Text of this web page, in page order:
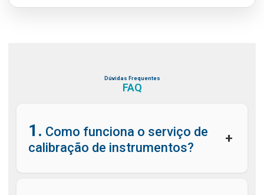
Dúvidas Frequentes
FAQ
1. Como funciona o serviço de
calibração de instrumentos?
+